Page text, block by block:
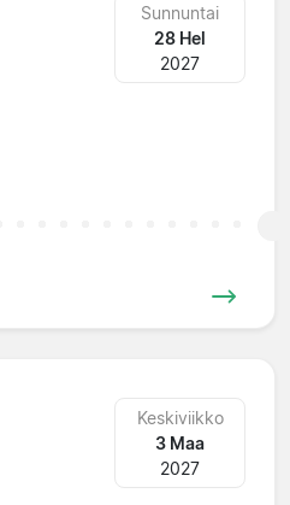
Sunnuntai
28 Hel
2027
Keskiviikko
3 Maa
2027